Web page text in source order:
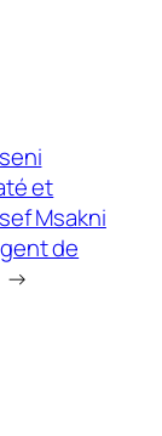
et
Msakni
de
→